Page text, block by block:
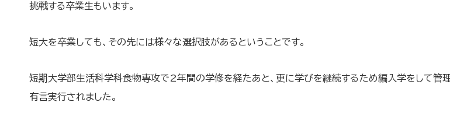
挑戦する卒業生もいます。
短大を卒業しても、その先には様々な選択肢があるということです。
短期大学部生活科学科食物専攻で2年間の学修を経たあと、更に学びを継続するため編入学をして管
有言実行されました。